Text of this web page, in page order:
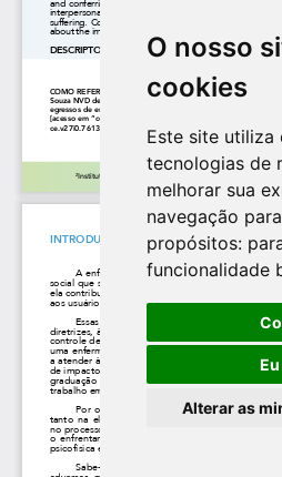
O nosso
cookies
Este site utiliza
tecnologias de
melhorar sua
navegação
propósitos:
funcionalidade
Alterar as